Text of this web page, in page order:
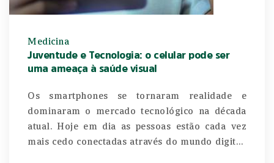
Medicina
Juventude e Tecnologia: o celular pode ser
uma ameaça à saúde visual
Os smartphones se tornaram realidade e
dominaram o mercado tecnológico na década
atual. Hoje em dia as pessoas estão cada vez
mais cedo conectadas através do mundo digital,